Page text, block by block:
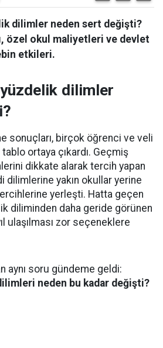
dilimler neden sert değişti?
özel okul maliyetleri ve devlet
etkileri.
yüzdelik dilimler
sonuçları, birçok öğrenci ve veli
ortaya çıkardı. Geçmiş
dikkate alarak tercih yapan
dilimlerine yakın okullar yerine
yerleşti. Hatta geçen
diliminden daha geride görünen
ulaşılması zor seçeneklere
aynı soru gündeme geldi:
neden bu kadar değişti?